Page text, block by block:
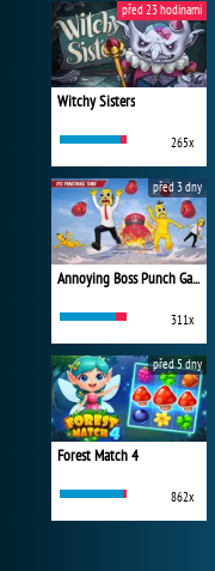
Witchy Sisters
265x
před 23 hodinami
Annoying Boss Punch Game
311x
před 3 dny
Forest Match 4
862x
před 5 dny